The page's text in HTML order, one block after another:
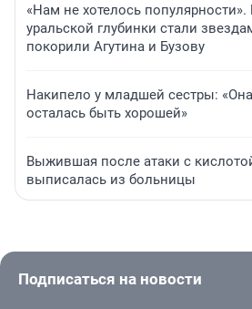
«Нам не хотелось
уральской глубинки стали
покорили Агутина и Бузову
Накипело у младшей сестры: «Она
осталась быть хорошей»
Выжившая после атаки с
выписалась из больницы
Подписаться на новости